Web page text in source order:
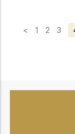
< 1 2 3